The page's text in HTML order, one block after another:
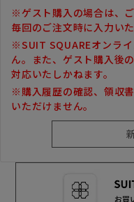
※ゲスト購入の場合は、
毎回のご注文時に入力い
※SUIT SQUAREオンラ
ん。また、ゲスト購入後
対応いたしかねます。
※購入履歴の確認、領収
いただけません。